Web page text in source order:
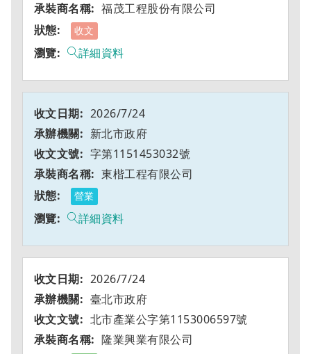
福茂工程股份有限公司
收文
詳細資料
2026/7/24
新北市政府
字第1151453032號
東楷工程有限公司
營業
詳細資料
2026/7/24
臺北市政府
北市產業公字第1153006597號
隆業興業有限公司